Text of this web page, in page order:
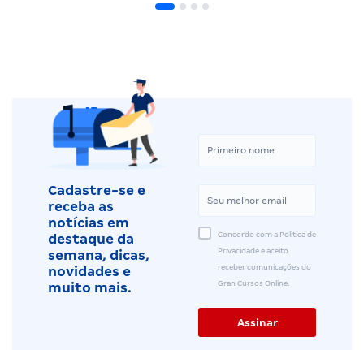
Cadastre-se e
receba as
notícias em
destaque da
semana, dicas,
novidades e
muito mais.
Concordo com a Política de
Privacidade e aceito
receber comunicações do
Gran Cursos Online.